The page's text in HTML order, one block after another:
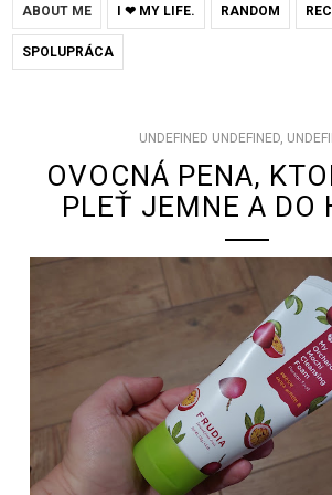
ABOUT ME I ❤ MY LIFE. RANDOM
SPOLUPRÁCA
UNDEFINED UNDEFINED,
OVOCNÁ PENA,
PLEŤ JEMNE A DO